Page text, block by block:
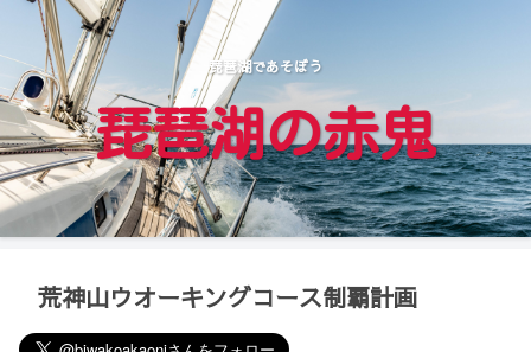
琵琶湖であそぼう
琵琶湖の赤鬼
荒神山ウオーキングコース制覇計画